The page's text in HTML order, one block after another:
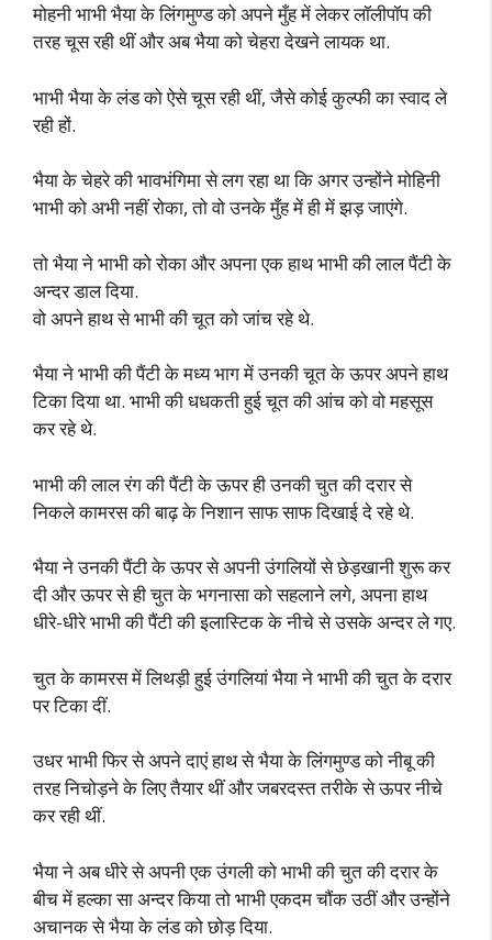
मोहनी भाभी भैया के लिंगमुण्ड को अपने मुँह में लेकर लॉलीपॉप की
तरह चूस रही थीं और अब भैया को चेहरा देखने लायक था.
भाभी भैया के लंड को ऐसे चूस रही थीं, जैसे कोई कुल्फी का स्वाद ले
रही हों.
भैया के चेहरे की भावभंगिमा से लग रहा था कि अगर उन्होंने मोहिनी
भाभी को अभी नहीं रोका, तो वो उनके मुँह में ही में झड़ जाएंगे.
तो भैया ने भाभी को रोका और अपना एक हाथ भाभी की लाल पैंटी के
अन्दर डाल दिया.
वो अपने हाथ से भाभी की चूत को जांच रहे थे.
भैया ने भाभी की पैंटी के मध्य भाग में उनकी चूत के ऊपर अपने हाथ
टिका दिया था. भाभी की धधकती हुई चूत की आंच को वो महसूस
कर रहे थे.
भाभी की लाल रंग की पैंटी के ऊपर ही उनकी चुत की दरार से
निकले कामरस की बाढ़ के निशान साफ साफ दिखाई दे रहे थे.
भैया ने उनकी पैंटी के ऊपर से अपनी उंगलियों से छेड़खानी शुरू कर
दी और ऊपर से ही चुत के भगनासा को सहलाने लगे, अपना हाथ
धीरे-धीरे भाभी की पैंटी की इलास्टिक के नीचे से उसके अन्दर ले गए.
चुत के कामरस में लिथड़ी हुई उंगलियां भैया ने भाभी की चुत के दरार
पर टिका दीं.
उधर भाभी फिर से अपने दाएं हाथ से भैया के लिंगमुण्ड को नीबू की
तरह निचोड़ने के लिए तैयार थीं और जबरदस्त तरीके से ऊपर नीचे
कर रही थीं.
भैया ने अब धीरे से अपनी एक उंगली को भाभी की चुत की दरार के
बीच में हल्का सा अन्दर किया तो भाभी एकदम चौंक उठीं और उन्होंने
अचानक से भैया के लंड को छोड़ दिया.